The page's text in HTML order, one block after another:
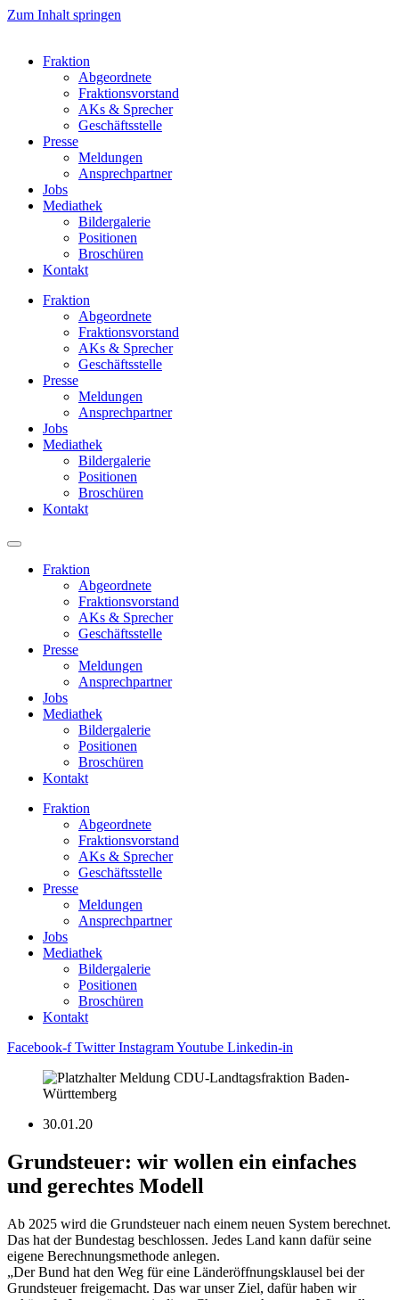
Zum Inhalt springen
Fraktion
Abgeordnete
Fraktions­vorstand
AKs & Sprecher
Geschäftsstelle
Presse
Meldungen
Ansprechpartner
Jobs
Mediathek
Bildergalerie
Positionen
Broschüren
Kontakt
Fraktion
Abgeordnete
Fraktions­vorstand
AKs & Sprecher
Geschäftsstelle
Presse
Meldungen
Ansprechpartner
Jobs
Mediathek
Bildergalerie
Positionen
Broschüren
Kontakt
Fraktion
Abgeordnete
Fraktions­vorstand
AKs & Sprecher
Geschäftsstelle
Presse
Meldungen
Ansprechpartner
Jobs
Mediathek
Bildergalerie
Positionen
Broschüren
Kontakt
Fraktion
Abgeordnete
Fraktions­vorstand
AKs & Sprecher
Geschäftsstelle
Presse
Meldungen
Ansprechpartner
Jobs
Mediathek
Bildergalerie
Positionen
Broschüren
Kontakt
Facebook-f Twitter InstagramYoutube Linkedin-in
30.01.20
Grundsteuer: wir wollen ein einfaches
und gerechtes Modell
Ab 2025 wird die Grundsteuer nach einem neuen System berechnet.
Das hat der Bundestag beschlossen. Jedes Land kann dafür seine
eigene Berechnungsmethode anlegen.
„Der Bund hat den Weg für eine Länderöffnungsklausel bei der
Grundsteuer freigemacht. Das war unser Ziel, dafür haben wir